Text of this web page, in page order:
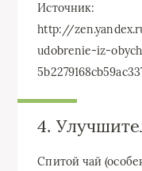
Источник:
http://
udobrenie-iz-
4.
Спитой чай